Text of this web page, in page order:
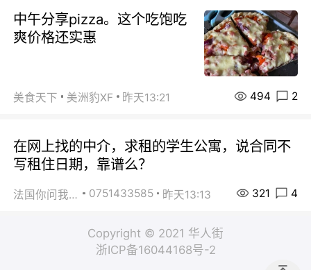
中午分享pizza。这个吃饱吃
爽价格还实惠
美食天下 美洲豹XF 昨天13:21 494 2
在网上找的中介，求租的学生公寓，说合同不
写租住日期，靠谱么？
法国你问我答 0751433585 昨天13:13 321 4
Copyright © 2021 华人街
浙ICP备16044168号-2